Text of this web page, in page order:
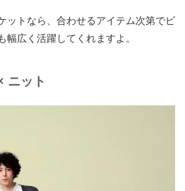
ットなら、合わせるアイテム次第でビ
広く活躍してくれますよ。
ニット